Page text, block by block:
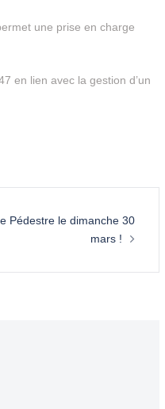
une prise en charge
en lien avec la gestion d’un
Pédestre le dimanche 30
mars !